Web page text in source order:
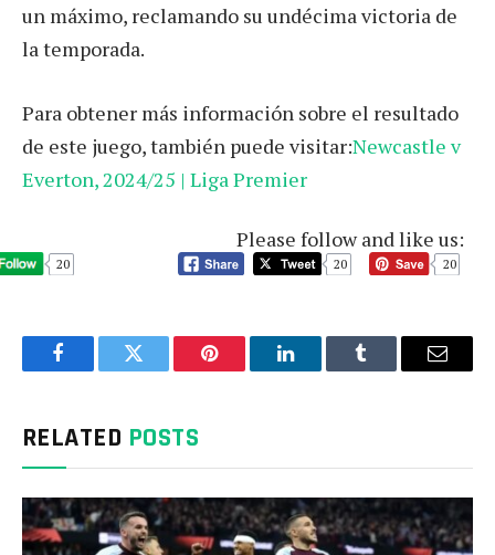
un máximo, reclamando su undécima victoria de
la temporada.
Para obtener más información sobre el resultado
de este juego, también puede visitar:Newcastle v
Everton, 2024/25 | Liga Premier
Please follow and like us:
20 20 20
FacebookTwitter Pinterest LinkedInTumblr Email
RELATED POSTS